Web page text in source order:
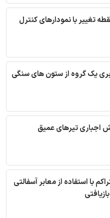
تغییر با نمودارهای کنترل
یک گروه از ستون های سنگی
اجباری تیرهای عمیق
با استفاده از معابر آسفالتی